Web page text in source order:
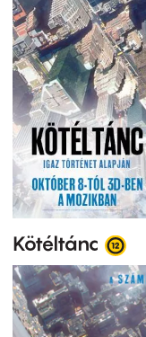
Kötéltánc